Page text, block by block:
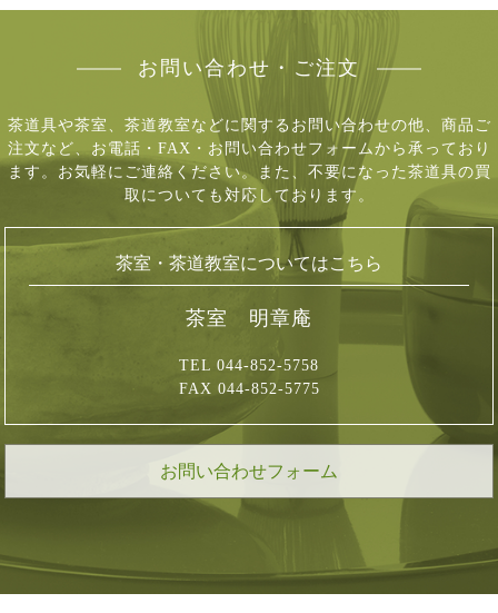
お問い合わせ・ご注文
茶道具や茶室、茶道教室などに関するお問い合わせの他、商品ご
注文など、 お電話・FAX・お問い合わせフォームから承っており
ます。お気軽にご連絡ください。 また、不要になった茶道具の買
取についても対応しております。
茶室・茶道教室についてはこちら
茶室 明章庵
TEL 044-852-5758
FAX 044-852-5775
お問い合わせフォーム